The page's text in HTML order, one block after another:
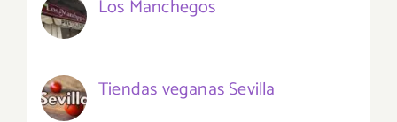
Los Manchegos
Tiendas veganas Sevilla